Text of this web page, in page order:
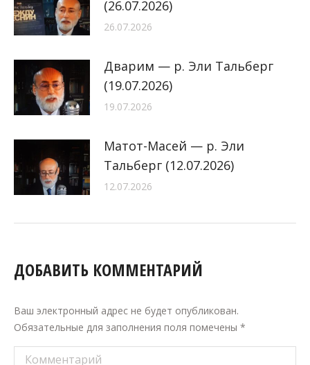
(26.07.2026)
26.07.2026
Дварим — р. Эли Тальберг
(19.07.2026)
19.07.2026
Матот-Масей — р. Эли
Тальберг (12.07.2026)
12.07.2026
ДОБАВИТЬ КОММЕНТАРИЙ
Ваш электронный адрес не будет опубликован.
Обязательные для заполнения поля помечены *
Комментарий